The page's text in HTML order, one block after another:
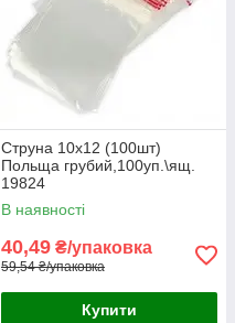
Струна 10х12 (100шт)
Польща грубий,100уп.\ящ.
19824
В наявності
40,49 ₴/упаковка
59,54 ₴/упаковка
Купити